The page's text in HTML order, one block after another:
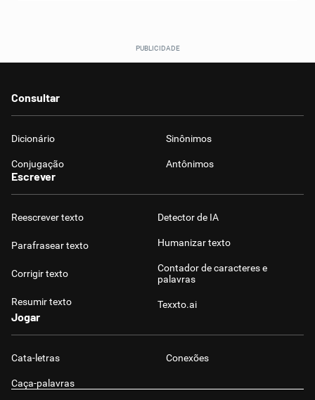
Consultar
Dicionário Sinônimos
Conjugação Antônimos
Escrever
Reescrever texto
Parafrasear texto
Corrigir texto
Resumir texto
Detector de IA
Humanizar texto
Contador de caracteres e
palavras
Texxto.ai
Jogar
Cata-letras Conexões
Caça-palavras